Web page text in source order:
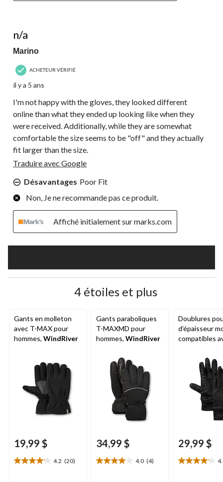
n/a
Marino
ACHETEUR VÉRIFIÉ
il y a 5 ans
I'm not happy with the gloves, they looked different
online than what they ended up looking like when they
were received. Additionally, while they are somewhat
comfortable the size seems to be "off" and they actually
fit larger than the size.
Traduire avec Google
Désavantages Poor Fit
Non, Je ne recommande pas ce produit.
Affiché initialement sur marks.com
4 étoiles et plus
Gants en molleton
avec T-MAX pour
hommes, WindRiver
19,99 $
4.2 (20)
4.2
Gants paraboliques
T-MAXMD pour
hommes, WindRiver
34,99 $
4.0 (4)
4.0
Doublures
d'épaisseur
compatibles
hommes,
29,99 $
4.1